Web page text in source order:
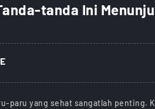
tanda Ini
paru yang sehat sangatlah penting.